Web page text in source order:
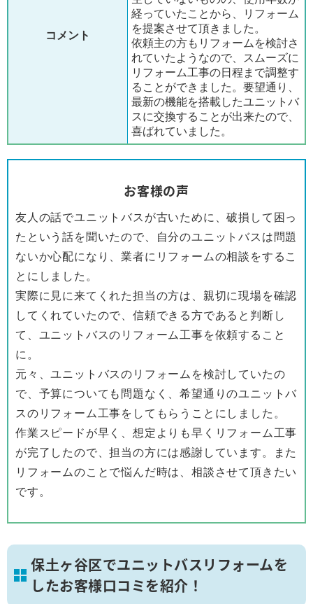
コメント
経っていたことから、リフォーム
を提案させて頂きました。
依頼主の方もリフォームを検討さ
れていたようなので、スムーズに
リフォーム工事の日程まで調整す
ることができました。要望通り、
最新の機能を搭載したユニットバ
スに交換することが出来たので、
喜ばれていました。
お客様の声
友人の話でユニットバスが古いために、破損して困っ
たという話を聞いたので、自分のユニットバスは問題
ないか心配になり、業者にリフォームの相談をするこ
とにしました。
実際に見に来てくれた担当の方は、親切に現場を確認
してくれていたので、信頼できる方であると判断し
て、ユニットバスのリフォーム工事を依頼すること
に。
元々、ユニットバスのリフォームを検討していたの
で、予算についても問題なく、希望通りのユニットバ
スのリフォーム工事をしてもらうことにしました。
作業スピードが早く、想定よりも早くリフォーム工事
が完了したので、担当の方には感謝しています。また
リフォームのことで悩んだ時は、相談させて頂きたい
です。
保土ヶ谷区でユニットバスリフォームを
したお客様口コミを紹介！